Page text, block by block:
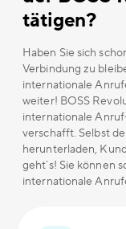
tätigen?
Haben Sie sich
Verbindung zu
internationale
weiter! BOSS
internationale
verschafft. Selbst
herunterladen,
geht´s! Sie können
internationale